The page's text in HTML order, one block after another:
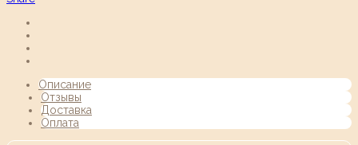
Описание
Отзывы
Доставка
Оплата